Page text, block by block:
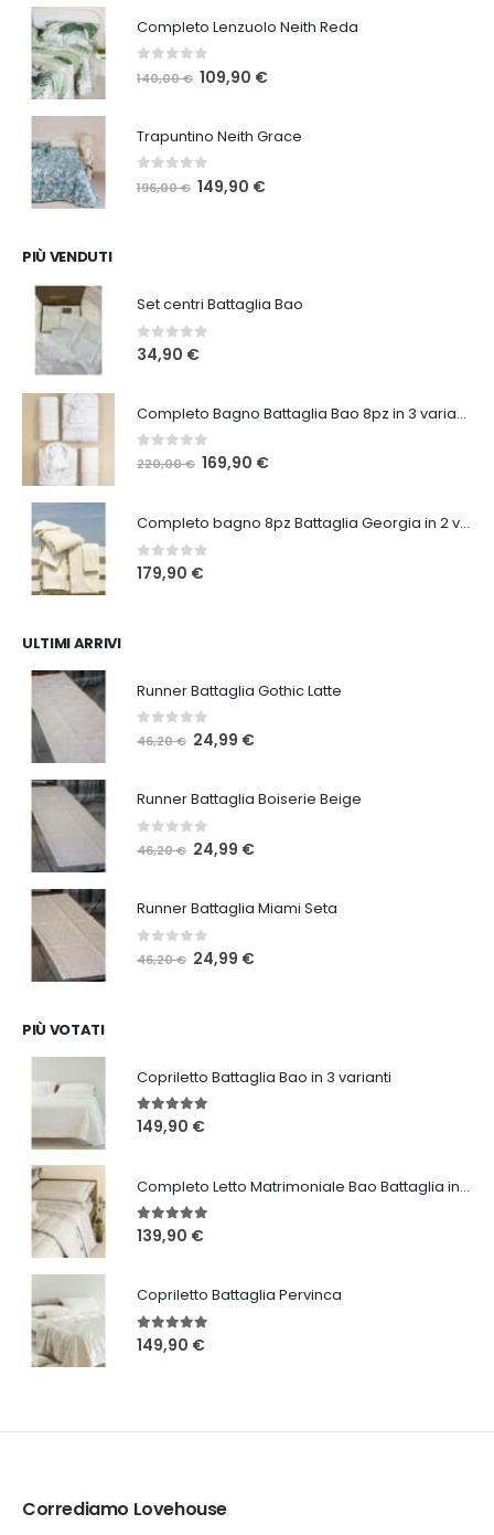
era:
84,00 €.
è:
Completo Lenzuolo Neith Reda
140,00€ Il
era:
140,00 €.
109,90 €Il
è:
Trapuntino Neith Grace
196,00€ Il149,90 €Il
PIÙ VENDUTI
Set centri Battaglia Bao
0 Su 5
34,90 €
Completo Bagno Battaglia Bao 8pz in 3 varianti
0Su 5
220,00€ Il
era:
220,00 €.
169,90 €Il
è:
Completo bagno 8pz Battaglia Georgia in 2 varianti
0Su 5
179,90 €
ULTIMI ARRIVI
Runner Battaglia Gothic Latte
0 Su 5
46,20€ Il
era:
46,20 €.
24,99 €Il
è:
Runner Battaglia Boiserie Beige
0 Su 5
46,20€ Il
era:
46,20 €.
24,99 €Il
è:
Runner Battaglia Miami Seta
46,20€ Il24,99 €Il
PIÙ VOTATI
Copriletto Battaglia Bao in 3 varianti
5.00Su 5
149,90 €
Completo Letto Matrimoniale Bao Battaglia in 3 varianti
5.00Su 5
139,90 €
Copriletto Battaglia Pervinca
5.00Su 5
149,90 €
Corrediamo Lovehouse